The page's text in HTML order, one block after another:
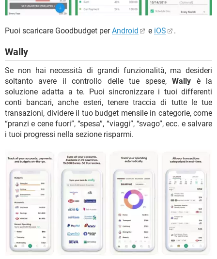
Puoi scaricare Goodbudget perAndroid e iOS .
Wally
Se non hai necessità di grandi funzionalità, ma desideri
soltanto avere il controllo delle tue spese,Wally è la
soluzione adatta a te. Puoi sincronizzare i tuoi differenti
conti bancari, anche esteri, tenere traccia di tutte le tue
transazioni, dividere il tuo budget mensile in categorie, come
“pranzi e cene fuori”, “spesa”, “viaggi”, “svago”, ecc. e salvare
i tuoi progressi nella sezione risparmi.